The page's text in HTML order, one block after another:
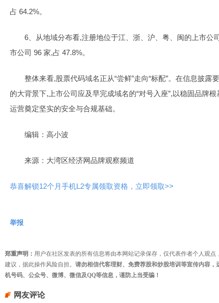
占 64.2%。
6、从地域分布看,注册地位于江、浙、沪、粤、闽的上市公
市公司 96 家,占 47.8%。
整体来看,股票代码域名正从“尝鲜”走向“标配”。在信息披露
的大背景下,上市公司应及早完成域名的“对号入座”,以稳固品牌
运营奠定坚实的安全与合规基础。
编辑：高小波
来源：大湾区经济网品牌观察频道
恭喜解锁12个月手机L2专属领取资格，立即领取>>
举报
郑重声明： 用户在社区发表的所有信息将由本网站记录保存，仅代表作者个人观
建议，据此操作风险自担。 请勿相信代客理财、免费荐股和炒股培训等宣传内容
机号码、公众号、微博、微信及QQ等信息，谨防上当受骗！
网友评论